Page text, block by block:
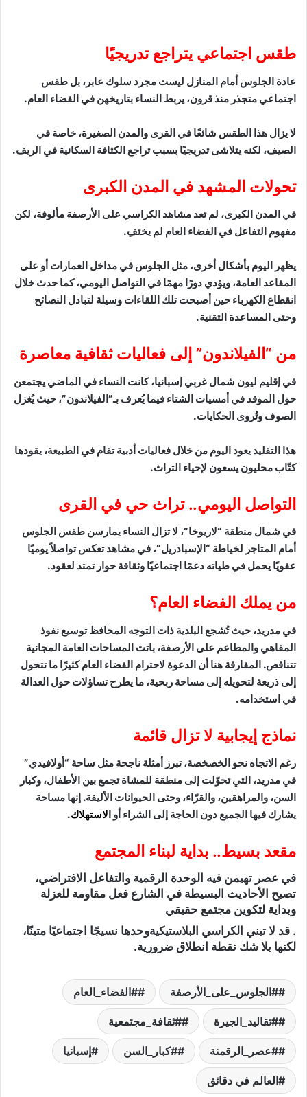
طقس اجتماعي يتراجع تدريجيًا
عادة الجلوس أمام المنازل ليست مجرد سلوك عابر، بل طقس
اجتماعي متجذر منذ قرون، يربط النساء بتاريخهن في الفضاء العام.
لا يزال هذا الطقس شائعًا في القرى والمدن الصغيرة، خاصة في
الصيف، لكنه يتلاشى تدريجيًا بسبب تراجع الكثافة السكانية في الريف.
تحولات المشهد في المدن الكبرى
في المدن الكبرى، لم تعد مشاهد الكراسي على الأرصفة مألوفة، لكن
مفهوم التفاعل في الفضاء العام لم يختفِ.
يظهر اليوم بأشكال أخرى، مثل الجلوس في مداخل العمارات أو على
المقاعد العامة، ويؤدي دورًا مهمًا في التواصل اليومي، كما حدث خلال
انقطاع الكهرباء حين أصبحت تلك اللقاءات وسيلة لتبادل النصائح
وحتى المساعدة التقنية.
من “الفيلاندون” إلى فعاليات ثقافية معاصرة
في إقليم ليون شمال غربي إسبانيا، كانت النساء في الماضي يجتمعن
حول الموقد في أمسيات الشتاء فيما يُعرف بـ”الفيلاندون”، حيث يُغزل
الصوف وتُروى الحكايات.
هذا التقليد يعود اليوم من خلال فعاليات أدبية تقام في الطبيعة، يقودها
كتّاب محليون يسعون لإحياء التراث.
التواصل اليومي.. تراث حي في القرى
في شمال منطقة “لاريوخا”، لا تزال النساء يمارسن طقس الجلوس
أمام المتاجر لخياطة “الإسبادريل”، في مشاهد تعكس تواصلاً يوميًا
عفويًا يحمل في طياته دعمًا اجتماعيًا وثقافة حوار تمتد لعقود.
من يملك الفضاء العام؟
في مدريد، حيث تُشجع البلدية ذات التوجه المحافظ توسيع نفوذ
المقاهي والمطاعم على الأرصفة، باتت المساحات العامة المجانية
تتناقص. المفارقة هنا أن الدعوة لاحترام الفضاء العام كثيرًا ما تتحول
إلى ذريعة لتحويله إلى مساحة ربحية، ما يطرح تساؤلات حول العدالة
في استخدامه.
نماذج إيجابية لا تزال قائمة
رغم الاتجاه نحو الخصخصة، تبرز أمثلة ناجحة مثل ساحة “أولافيدي”
في مدريد، التي تحوّلت إلى منطقة للمشاة تجمع بين الأطفال، وكبار
السن، والمراهقين، والقرّاء، وحتى الحيوانات الأليفة. إنها مساحة
يشارك فيها الجميع دون الحاجة إلى الشراء أو الاستهلاك.
مقعد بسيط.. بداية لبناء المجتمع
في عصر تهيمن فيه الوحدة الرقمية والتفاعل الافتراضي،
تصبح الأحاديث البسيطة في الشارع فعل مقاومة للعزلة
وبداية لتكوين مجتمع حقيقي
. قد لا تبني الكراسي البلاستيكيةوحدها نسيجًا اجتماعيًا متينًا،
لكنها بلا شك نقطة انطلاق ضرورية.
#الجلوس_على_الأرصفة #الفضاء_العام
#تقاليد_الجيرة #ثقافة_مجتمعية
#عصر_الرقمنة #كبار_السن إسبانيا
العالم في دقائق